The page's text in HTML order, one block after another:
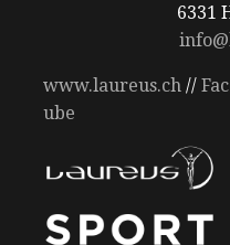
6331
www.laureus.ch //
ube